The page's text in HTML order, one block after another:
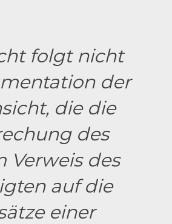
folgt nicht
der
die die
des
Verweis des
auf die
einer